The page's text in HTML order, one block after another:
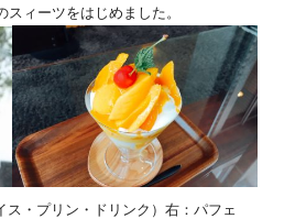
ィーツをはじめました。
・プリン・ドリンク）右：パフェ